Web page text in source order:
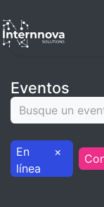
Eventos
En
línea
×